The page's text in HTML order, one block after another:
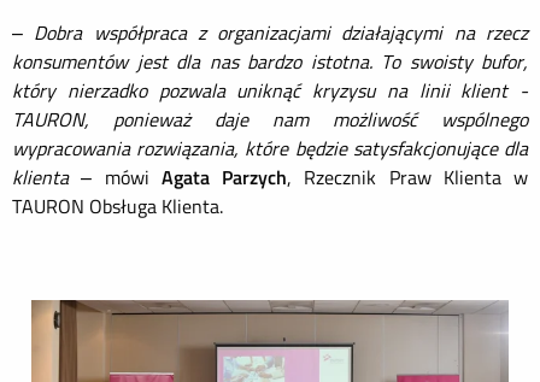
– Dobra współpraca z organizacjami działającymi na rzecz
konsumentów jest dla nas bardzo istotna. To swoisty bufor,
który nierzadko pozwala uniknąć kryzysu na linii klient -
TAURON, ponieważ daje nam możliwość wspólnego
wypracowania rozwiązania, które będzie satysfakcjonujące dla
klienta– mówi Agata Parzych, Rzecznik Praw Klienta w
TAURON Obsługa Klienta.